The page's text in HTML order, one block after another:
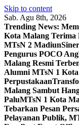
Skip to content
Sab. Agu 8th, 2026
Trending News:
Kota Malang
MTsN 2 Madiun
Pengurus POCO
Malang Resmi
Alumni MTsN 1
Perpustakaan
Malang Sambut
PaluMTsN 1 Kota
Tebarkan Pesan
Pelayanan Publik,